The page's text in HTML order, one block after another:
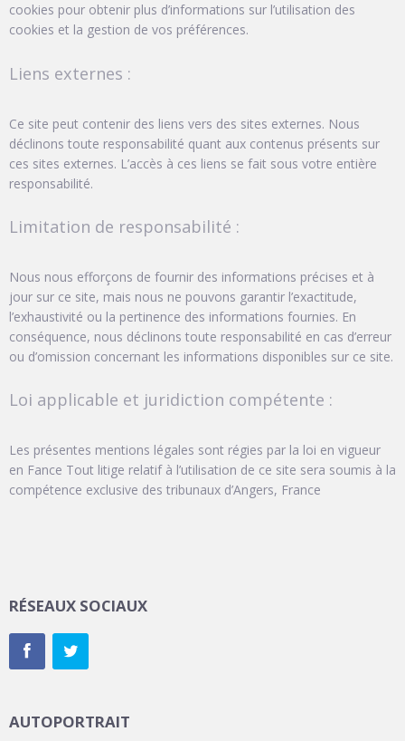
cookies pour obtenir plus d’informations sur l’utilisation des
cookies et la gestion de vos préférences.
Liens externes :
Ce site peut contenir des liens vers des sites externes. Nous
déclinons toute responsabilité quant aux contenus présents sur
ces sites externes. L’accès à ces liens se fait sous votre entière
responsabilité.
Limitation de responsabilité :
Nous nous efforçons de fournir des informations précises et à
jour sur ce site, mais nous ne pouvons garantir l’exactitude,
l’exhaustivité ou la pertinence des informations fournies. En
conséquence, nous déclinons toute responsabilité en cas d’erreur
ou d’omission concernant les informations disponibles sur ce site.
Loi applicable et juridiction compétente :
Les présentes mentions légales sont régies par la loi en vigueur
en Fance Tout litige relatif à l’utilisation de ce site sera soumis à la
compétence exclusive des tribunaux d’Angers, France
RÉSEAUX SOCIAUX
AUTOPORTRAIT